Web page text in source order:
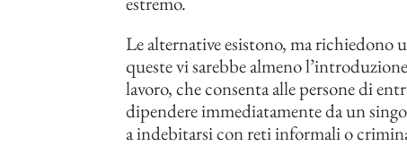
Le alternative esistono, ma richiedono
queste vi sarebbe almeno
lavoro, che consenta alle persone di
dipendere immediatamente da un
a indebitarsi con reti informali o